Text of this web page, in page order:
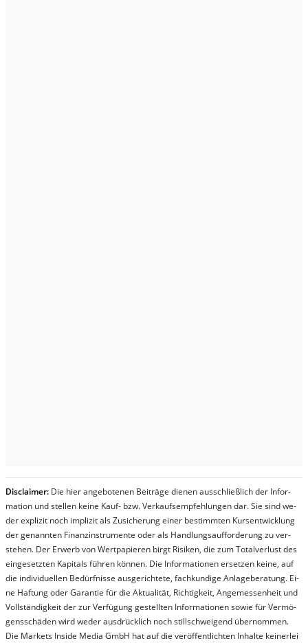
Dis­clai­mer: Die hier an­ge­bo­te­nen Bei­trä­ge die­nen aus­schließ­lich der In­for­
ma­t­ion und stel­len kei­ne Kauf- bzw. Ver­kaufs­em­pfeh­lung­en dar. Sie sind we­
der ex­pli­zit noch im­pli­zit als Zu­sich­er­ung ei­ner be­stim­mt­en Kurs­ent­wick­lung
der ge­nan­nt­en Fi­nanz­in­stru­men­te oder als Handl­ungs­auf­for­der­ung zu ver­
steh­en. Der Er­werb von Wert­pa­pier­en birgt Ri­si­ken, die zum To­tal­ver­lust des
ein­ge­setz­ten Ka­pi­tals füh­ren kön­nen. Die In­for­ma­tion­en er­setz­en kei­ne, auf
die in­di­vi­du­el­len Be­dür­fnis­se aus­ge­rich­te­te, fach­kun­di­ge An­la­ge­be­ra­tung. Ei­
ne Haf­tung oder Ga­ran­tie für die Ak­tu­ali­tät, Rich­tig­keit, An­ge­mes­sen­heit und
Vol­lständ­ig­keit der zur Ver­fü­gung ge­stel­lt­en In­for­ma­tion­en so­wie für Ver­mö­
gens­schä­den wird we­der aus­drück­lich noch stil­lschwei­gend über­nom­men.
Die Mar­kets In­side Me­dia GmbH hat auf die ver­öf­fent­lich­ten In­hal­te kei­ner­lei